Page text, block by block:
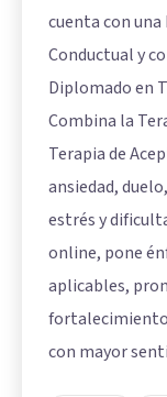
cuenta con
Conductual y
Diplomado en
Combina la
Terapia de
ansiedad,
estrés y
online, pone
aplicables,
fortalecimiento
con mayor